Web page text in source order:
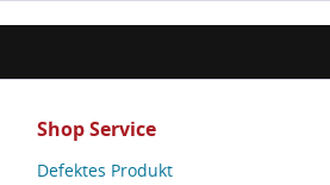
Shop Service
Defektes Produkt